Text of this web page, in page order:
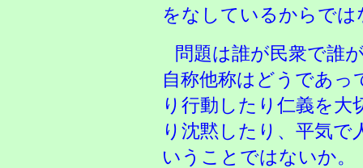
をなしているからでは
問題は誰が民衆で誰
自称他称はどうであっ
り行動したり仁義を
り沈黙したり、平気
いうことではないか。